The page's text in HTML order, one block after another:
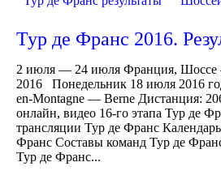
Тур де Франс 2016.
2 июля — 24 июля Франция, Шоссе
2016 Понедельник 18 июля 2016
en-Montagne — Berne Дистанция:
онлайн, видео 16-го этапа Тур де
трансляции Тур де Франс
Франс Составы команд Тур де
Тур де Франс...